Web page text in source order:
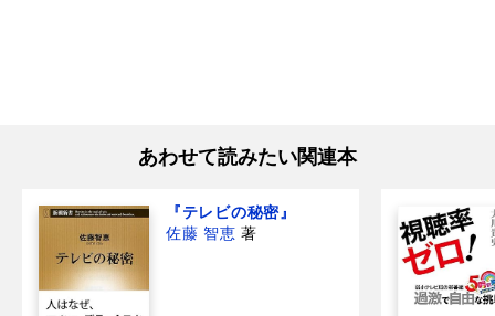
あわせて読みたい関連本
『テレビの秘密』
佐藤 智恵 著